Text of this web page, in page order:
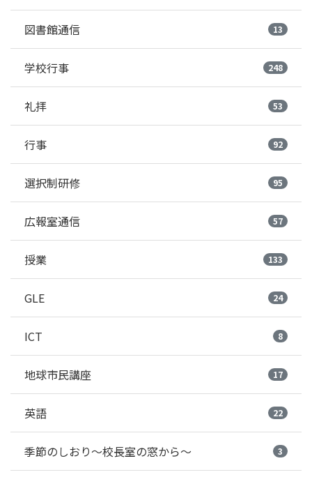
図書館通信 13
学校行事 248
礼拝 53
行事 92
選択制研修 95
広報室通信 57
授業 133
GLE 24
ICT 8
地球市民講座 17
英語 22
季節のしおり～校長室の窓から～ 3